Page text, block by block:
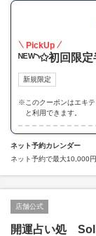
PickUp
ᴺᴱᵂ◝✩初回限
新規限定
※ このクーポンはエキ
と利用できます。
ネット予約カレンダー
ネット予約で最大10,000
店舗公式
開運占い処